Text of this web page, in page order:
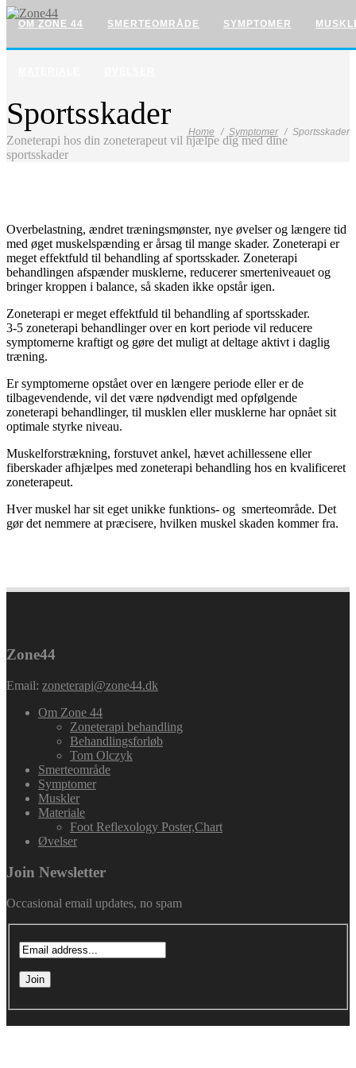
OM ZONE 44 SMERTEOMRÅDE SYMPTOMER
Sportsskader
Zoneterapi hos din zoneterapeut vil hjælpe dig med dine
sportsskader
Home Symptomer Sportsskader
Overbelastning, ændret træningsmønster, nye øvelser og længere tid
med øget muskelspænding er årsag til mange skader. Zoneterapi er
meget effektfuld til behandling af sportsskader. Zoneterapi
behandlingen afspænder musklerne, reducerer smerteniveauet og
bringer kroppen i balance, så skaden ikke opstår igen.
Zoneterapi er meget effektfuld til behandling af sportsskader.
3-5 zoneterapi behandlinger over en kort periode vil reducere
symptomerne kraftigt og gøre det muligt at deltage aktivt i daglig
træning.
Er symptomerne opstået over en længere periode eller er de
tilbagevendende, vil det være nødvendigt med opfølgende
zoneterapi behandlinger, til musklen eller musklerne har opnået sit
optimale styrke niveau.
Muskelforstrækning, forstuvet ankel, hævet achillessene eller
fiberskader afhjælpes med zoneterapi behandling hos en kvalificeret
zoneterapeut.
Hver muskel har sit eget unikke funktions- og smerteområde. Det
gør det nemmere at præcisere, hvilken muskel skaden kommer fra.
Zone44
Email: zoneterapi@zone44.dk
Om Zone 44
Zoneterapi behandling
Behandlingsforløb
Tom Olczyk
Smerteområde
Symptomer
Muskler
Materiale
Foot Reflexology Poster,Chart
Øvelser
Join Newsletter
Occasional email updates, no spam